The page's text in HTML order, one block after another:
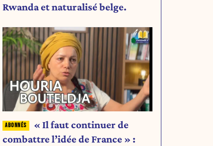
Rwanda et naturalisé belge.
« Il faut continuer de
combattre l’idée de France » :